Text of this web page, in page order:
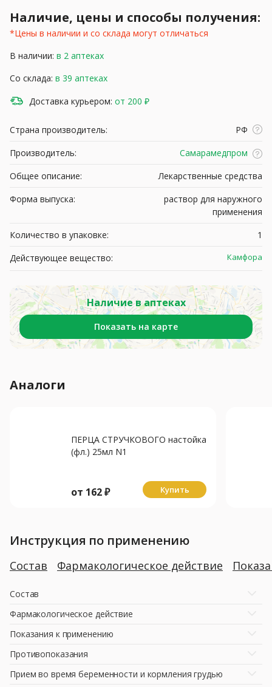
Наличие, цены и способы получения:
*Цены в наличии и со склада могут отличаться
В наличии: в 2 аптеках
Со склада: в 39 аптеках
Доставка курьером: от 200 ₽
Страна производитель:
РФ
Производитель:
Самарамедпром
Общее описание:
Лекарственные средства
Форма выпуска:
раствор для наружного
применения
Количество в упаковке:
1
Действующее вещество:
Камфора
Наличие в аптеках
Показать на карте
Аналоги
ПЕРЦА СТРУЧКОВОГО настойка
(фл.) 25мл N1
от 162₽ Купить
Инструкция по применению
Состав Фармакологическое действие
Состав
Фармакологическое действие
Показания к применению
Противопоказания
Прием во время беременности и кормления грудью